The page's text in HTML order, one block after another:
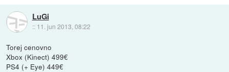
LuGi
:: 11. jun 2013, 08:22
Torej cenovno
Xbox (Kinect) 499€
PS4 (+ Eye) 449€